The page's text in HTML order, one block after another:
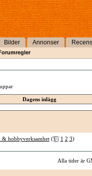
Bilder Annonser
Dagens inlägg
& hobbyverksamhet ( 1 2 3)
Alla tider är